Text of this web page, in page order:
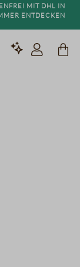
mit DHL in
entdecken